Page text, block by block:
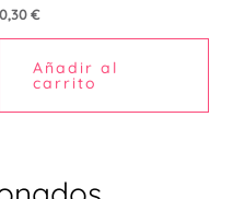
0,30€
Añadir al
carrito